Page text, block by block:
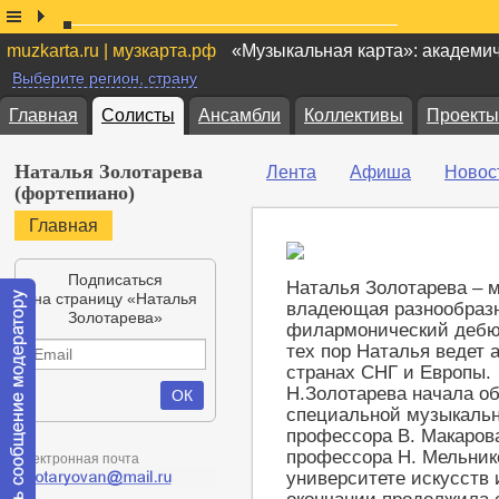
muzkarta.ru | музкарта.рф «Музыкальная карта»:
Выберите регион, страну
Главная Солисты Ансамбли Коллективы Проекты
Наталья Золотарева
(фортепиано)
Главная
Подписаться
на страницу «Наталья
Золотарева»
Электронная почта
Лента Афиша
Наталья Золотарева –
владеющая
филармонический
тех пор Наталья ведет
странах СНГ и Европы.
Н.Золотарева начала
специальной
профессора В.
профессора Н.
университете